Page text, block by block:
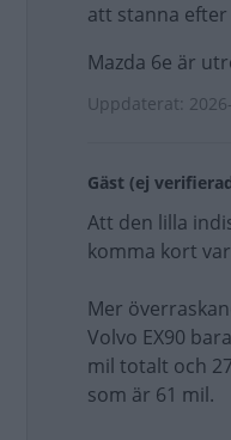
att stanna efter
Mazda 6e är
Uppdaterat:
Gäst (ej
Att den lilla
komma kort
Mer
Volvo EX90
mil totalt och
som är 61 mil.